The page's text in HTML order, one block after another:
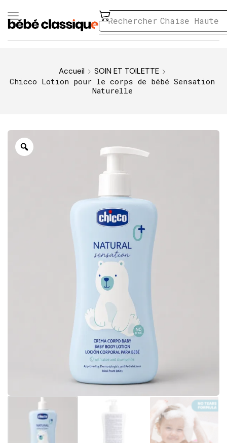
Rechercher Chaise Haute
Accueil
SOIN ET TOILETTE
Chicco Lotion pour le corps de bébé Sensation
Naturelle